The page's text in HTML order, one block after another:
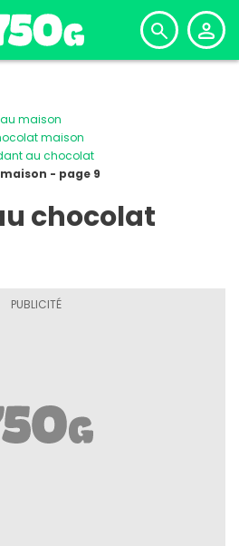
maison
maison
au chocolat
- page 9
chocolat